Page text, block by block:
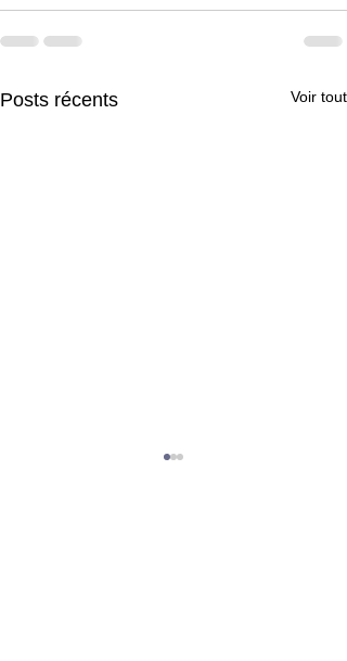
Posts récents Voir tout